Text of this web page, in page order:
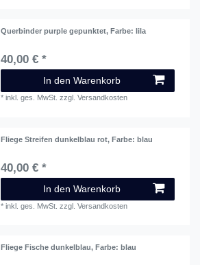
Querbinder purple gepunktet, Farbe: lila
40,00 € *
In den Warenkorb
*inkl. ges. MwSt. zzgl.Versandkosten
Fliege Streifen dunkelblau rot, Farbe: blau
40,00 € *
In den Warenkorb
*inkl. ges. MwSt. zzgl.Versandkosten
Fliege Fische dunkelblau, Farbe: blau